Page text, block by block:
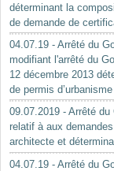
déterminant la
de demande de
04.07.19 - Arrêté du
modifiant l'arrêté du
12 décembre 2013
de permis d’urbanisme
09.07.2019 - Arrêté
relatif à aux
architecte et
04.07.19 - Arrêté du